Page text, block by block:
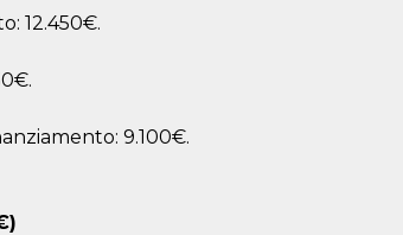
12.450€.
9.100€.